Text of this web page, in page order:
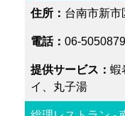
台南市新
06-5050879
蝦
イ、丸子湯